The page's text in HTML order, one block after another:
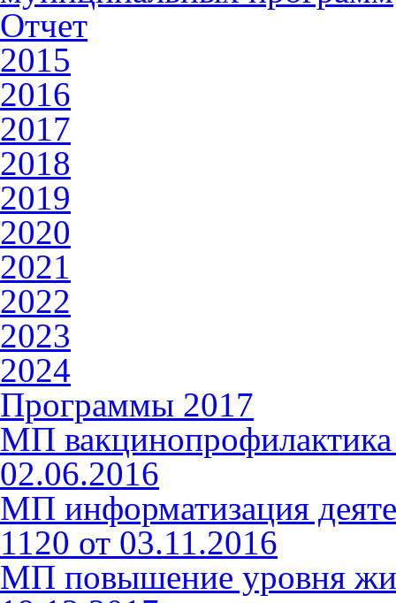
Отчет
2015
2016
2017
2018
2019
2020
2021
2022
2023
2024
Программы 2017
МП
02.06.2016
МП информатизация
1120 от 03.11.2016
МП повышение уровня